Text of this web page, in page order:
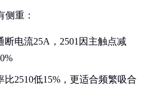
重：
断电流25A，2501因主触点减
比2510低15%，更适合频繁吸合